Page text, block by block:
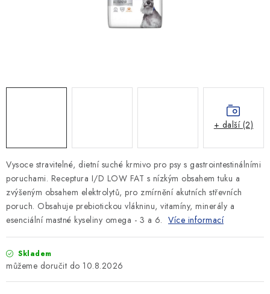
Ceník dopravy Kontakty
Obchodní podmínky
Vysoce stravitelné, dietní suché krmivo pro psy s gastrointestinálními
poruchami. Receptura I/D LOW FAT s nízkým obsahem tuku a
zvýšeným obsahem elektrolytů, pro zmírnění akutních střevních
poruch. Obsahuje prebiotickou vlákninu, vitamíny, minerály a
esenciální mastné kyseliny omega - 3 a 6. Více informací
Skladem
10.8.2026
+ další (2)